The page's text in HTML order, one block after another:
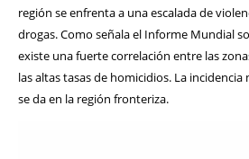
región se enfrenta a una escalada de
drogas. Como señala el Informe Mundial
existe una fuerte correlación entre las
las altas tasas de homicidios. La incidencia
se da en la región fronteriza.